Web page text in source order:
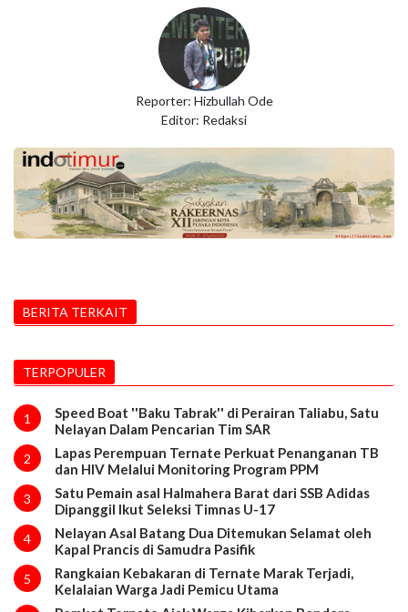
Reporter: Hizbullah Ode
Editor: Redaksi
BERITA TERKAIT
TERPOPULER
1
Speed Boat ''Baku Tabrak'' di Perairan Taliabu, Satu
Nelayan Dalam Pencarian Tim SAR
2
Lapas Perempuan Ternate Perkuat Penanganan TB
dan HIV Melalui Monitoring Program PPM
3
Satu Pemain asal Halmahera Barat dari SSB Adidas
Dipanggil Ikut Seleksi Timnas U-17
4
Nelayan Asal Batang Dua Ditemukan Selamat oleh
Kapal Prancis di Samudra Pasifik
5
Rangkaian Kebakaran di Ternate Marak Terjadi,
Kelalaian Warga Jadi Pemicu Utama